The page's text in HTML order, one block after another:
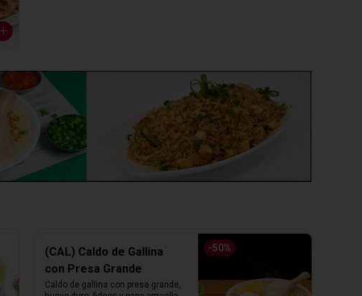
-50%
(CAL) Caldo de Gallina
con Presa Grande
Caldo de gallina con presa grande,